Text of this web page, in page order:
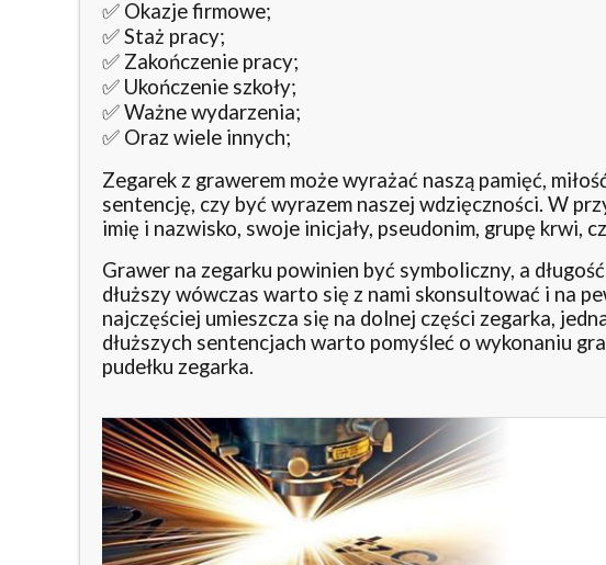
✅ Okazje firmowe;
✅ Staż pracy;
✅ Zakończenie pracy;
✅ Ukończenie szkoły;
✅ Ważne wydarzenia;
✅ Oraz wiele innych;
Zegarek z grawerem może wyrażać naszą pamięć,
sentencję, czy być wyrazem naszej wdzięczności. W
imię i nazwisko, swoje inicjały, pseudonim, grupę krwi,
Grawer na zegarku powinien być symboliczny, a
dłuższy wówczas warto się z nami skonsultować i na
najczęściej umieszcza się na dolnej części zegarka,
dłuższych sentencjach warto pomyśleć o wykonaniu
pudełku zegarka.